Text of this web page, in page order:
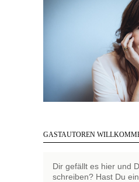
GASTAUTOREN
Dir gefällt es hier und
schreiben? Hast Du